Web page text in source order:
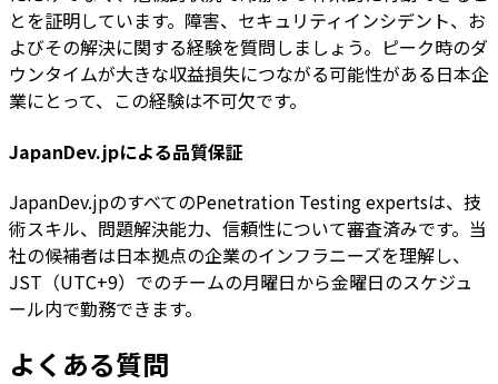
とを証明しています。障害、セキュリティインシデント、お
よびその解決に関する経験を質問しましょう。ピーク時のダ
ウンタイムが大きな収益損失につながる可能性がある日本企
業にとって、この経験は不可欠です。
JapanDev.jpによる品質保証
JapanDev.jpのすべてのPenetration Testing expertsは、技
術スキル、問題解決能力、信頼性について審査済みです。当
社の候補者は日本拠点の企業のインフラニーズを理解し、
JST（UTC+9）でのチームの月曜日から金曜日のスケジュ
ール内で勤務できます。
よくある質問